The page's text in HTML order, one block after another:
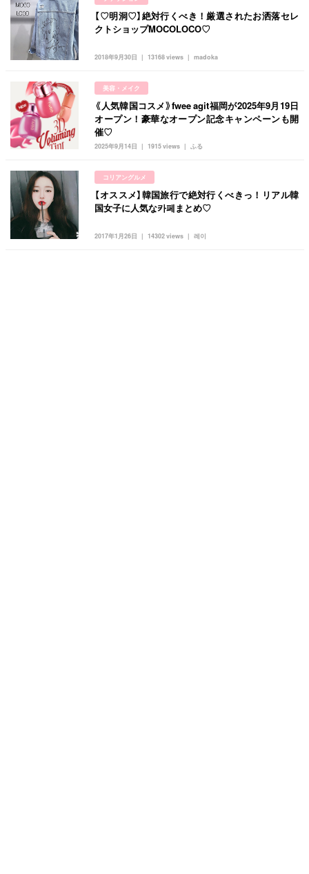
2018年9月30日 madoka
13168 views
【♡明洞♡】絶対行くべき！厳選されたお洒落セレ
クトショップMOCOLOCO♡
美容・メイク
2025年9月14日 ふる
1915 views
《人気韓国コスメ》fwee agit福岡が2025年9月19日
オープン！豪華なオープン記念キャンペーンも開
催♡
コリアングルメ
2017年1月26日 레이
14302 views
【オススメ】韓国旅行で絶対行くべきっ！リアル韓
国女子に人気な카페まとめ♡